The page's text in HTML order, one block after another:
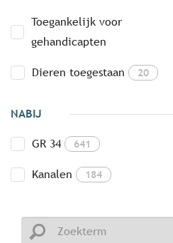
Toegankelijk voor
gehandicapten
Dieren toegestaan 20
NABIJ
GR 34 641
Kanalen 184